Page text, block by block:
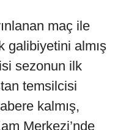
maç ile
galibiyetini almış
sezonun ilk
temsilcisi
kalmış,
Merkezi’nde